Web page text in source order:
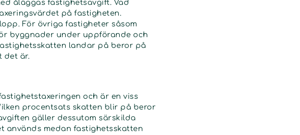
åläggas fastighetsavgift. Vad
på fastigheten.
För övriga fastigheter såsom
byggnader under uppförande och
landar på beror på
det är.
och är en viss
procentsats skatten blir på beror
gäller dessutom särskilda
används medan fastig­hetsskatten